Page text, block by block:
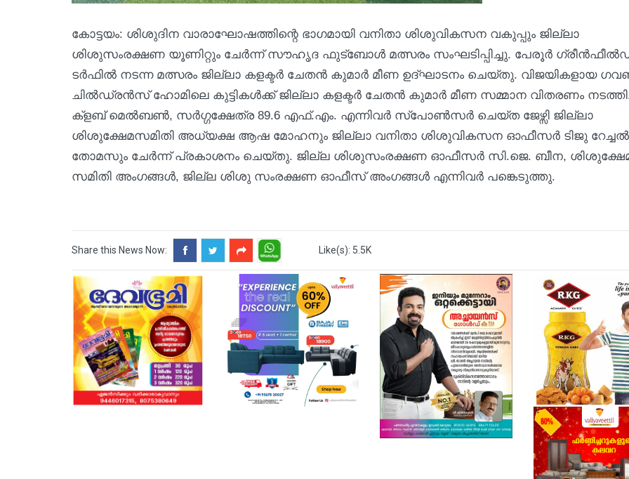
കോട്ടയം: ശിശുദിന വാരാഘോഷത്തിന്റെ ഭാഗമായി വനിതാ ശിശുവികസന വകുപ്പും ജില്ലാ
ശിശുസംരക്ഷണ യൂണിറ്റും ചേർന്ന് സൗഹൃദ ഫുട്ബോൾ മത്സരം സംഘടിപ്പിച്ചു. പേരൂർ
ടർഫിൽ നടന്ന മത്സരം ജില്ലാ കളക്ടർ ചേതൻ കുമാർ മീണ ഉദ്ഘാടനം ചെയ്തു. വിജയികളായ
ചിൽഡ്രൻസ് ഹോമിലെ കുട്ടികൾക്ക് ജില്ലാ കളക്ടർ ചേതൻ കുമാർ മീണ സമ്മാന വിതരണം
ക്ളബ് മെൽബൺ, സർഗ്ഗക്ഷേത്ര 89.6 എഫ്.എം. എന്നിവർ സ്പോൺസർ ചെയ്ത ജേഴ്സി ജില്ലാ
ശിശുക്ഷേമസമിതി അധ്യക്ഷ ആഷ മോഹനും ജില്ലാ വനിതാ ശിശുവികസന ഓഫീസർ ടിജു റേച്ചൽ
തോമസും ചേർന്ന് പ്രകാശനം ചെയ്തു. ജില്ല ശിശുസംരക്ഷണ ഓഫീസർ സി.ജെ. ബീന,
സമിതി അംഗങ്ങൾ, ജില്ല ശിശു സംരക്ഷണ ഓഫീസ് അംഗങ്ങൾ എന്നിവർ പങ്കെടുത്തു.
Share this News Now: Like(s): 5.5K